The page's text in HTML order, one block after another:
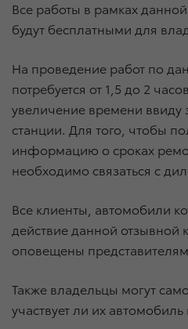
Все работы в рамках
будут бесплатными для
На проведение работ по
потребуется от 1,5 до 2
увеличение времени ввиду
станции. Для того, чтобы
информацию о сроках
необходимо связаться с
Все клиенты, автомобили
действие данной отзывной
оповещены
Также владельцы могут
участвует ли их